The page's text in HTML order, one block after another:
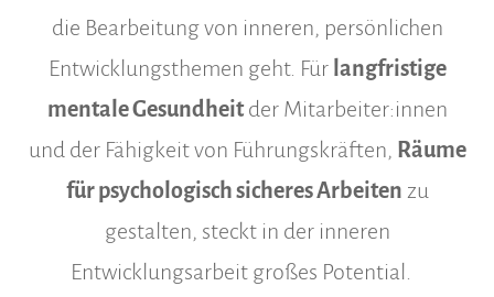
die Bearbeitung von inneren, persönlichen
Entwicklungsthemen geht. Für langfristige
mentale Gesundheitder Mitarbeiter:innen
und der Fähigkeit von Führungskräften, Räume
für psychologisch sicheres Arbeiten zu
gestalten, steckt in der inneren
Entwicklungsarbeit großes Potential.